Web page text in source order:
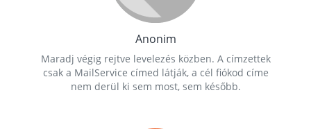
Anonim
Maradj végig rejtve levelezés közben. A címzettek
csak a MailService címed látják, a cél fiókod címe
nem derül ki sem most, sem később.